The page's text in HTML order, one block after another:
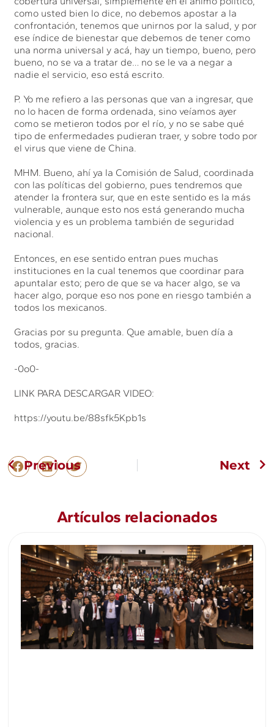
como usted bien lo dice, no debemos apostar a la
confrontación, tenemos que unirnos por la salud, y por
ese índice de bienestar que debemos de tener como
una norma universal y acá, hay un tiempo, bueno, pero
bueno, no se va a tratar de… no se le va a negar a
nadie el servicio, eso está escrito.
P. Yo me refiero a las personas que van a ingresar, que
no lo hacen de forma ordenada, sino veíamos ayer
como se metieron todos por el río, y no se sabe qué
tipo de enfermedades pudieran traer, y sobre todo por
el virus que viene de China.
MHM. Bueno, ahí ya la Comisión de Salud, coordinada
con las políticas del gobierno, pues tendremos que
atender la frontera sur, que en este sentido es la más
vulnerable, aunque esto nos está generando mucha
violencia y es un problema también de seguridad
nacional.
Entonces, en ese sentido entran pues muchas
instituciones en la cual tenemos que coordinar para
apuntalar esto; pero de que se va hacer algo, se va
hacer algo, porque eso nos pone en riesgo también a
todos los mexicanos.
Gracias por su pregunta. Que amable, buen día a
todos, gracias.
-0o0-
LINK PARA DESCARGAR VIDEO:
https://youtu.be/88sfk5Kpb1s
Previous Next
Artículos relacionados